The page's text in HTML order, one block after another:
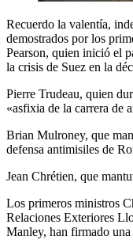
Recuerdo la valentía,
demostrados por los
Pearson, quien inició el
la crisis de Suez en la
Pierre Trudeau, quien
«asfixia de la carrera de
Brian Mulroney, que
defensa antimisiles de
Jean Chrétien, que
Los primeros ministros
Relaciones Exteriores
Manley, han firmado